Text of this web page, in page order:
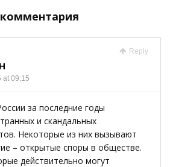
Reply
at 09:15
за последние годы
и скандальных
Некоторые из них вызывают
– открытые споры в обществе.
действительно могут